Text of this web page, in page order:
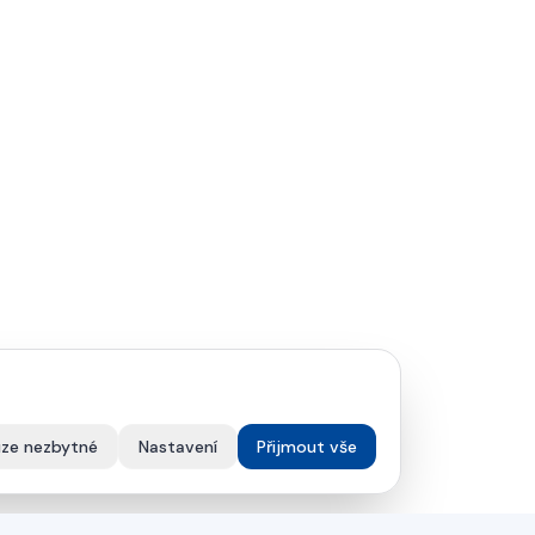
nezbytné Nastavení Přijmout vše